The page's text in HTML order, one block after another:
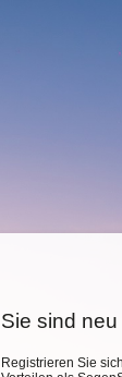
Sie sind
Registrieren Sie